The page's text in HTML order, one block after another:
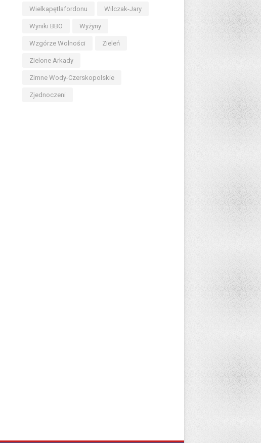
Wielkapętlafordonu Wilczak-Jary
Wyniki BBO Wyżyny
Wzgórze Wolności Zieleń
Zielone Arkady
Zimne Wody-Czerskopolskie
Zjednoczeni